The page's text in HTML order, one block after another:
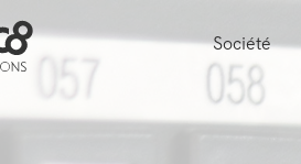
Société